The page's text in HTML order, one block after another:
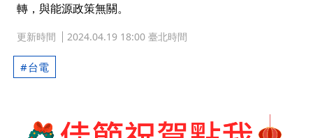
轉，與能源政策無關。
更新時間 2024.04.19 18:00 臺北時間
台電